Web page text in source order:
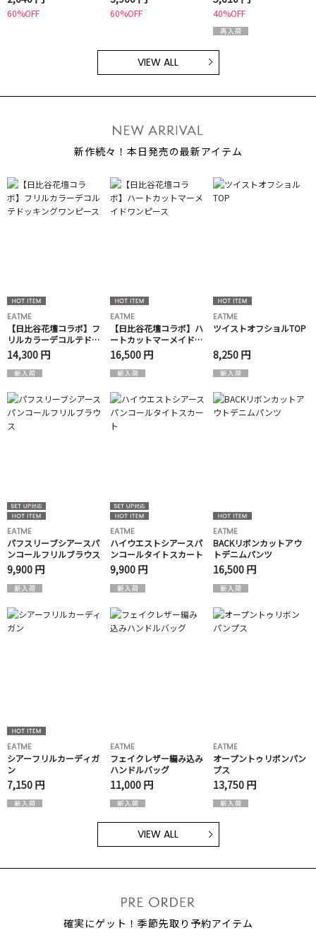
60%OFF 60%OFF 40%OFF
VIEW ALL
新作続々！本日発売の最新アイテム
EATME
【日比谷花壇コラボ】フ
リルカラーデコルテドッ
キングワンピース
14,300 円
EATME
【日比谷花壇コラボ】ハ
ートカットマーメイドワ
ンピース
16,500 円
EATME
ツイストオフショルTOP
8,250 円
EATME
パフスリーブシアースパ
ンコールフリルブラウス
9,900 円
EATME
ハイウエストシアースパ
ンコールタイトスカート
9,900 円
EATME
BACKリボンカットアウ
トデニムパンツ
16,500 円
EATME
シアーフリルカーディガ
ン
7,150 円
EATME
フェイクレザー編み込み
ハンドルバッグ
11,000 円
EATME
オープントゥリボンパン
プス
13,750 円
VIEW ALL
確実にゲット！季節先取り予約アイテム